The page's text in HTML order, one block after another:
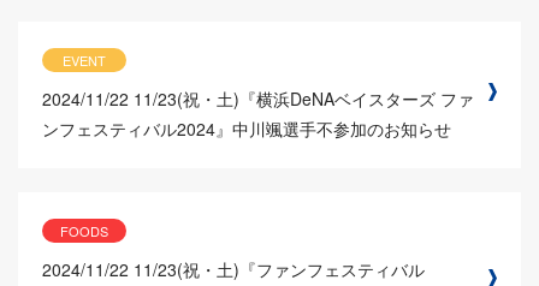
EVENT
2024/11/22 11/23(祝・土)『横浜DeNAベイスターズ ファ
ンフェスティバル2024』中川颯選手不参加のお知らせ
FOODS
2024/11/22 11/23(祝・土)『ファンフェスティバル